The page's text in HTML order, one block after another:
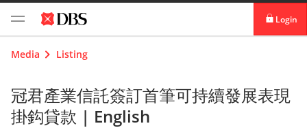
Login
Media Listing
冠君產業信託簽訂首筆可持續發展表現
掛鈎貸款 | English